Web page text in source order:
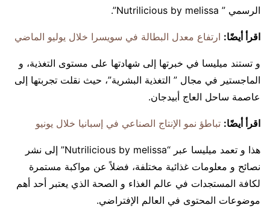
الرسمي ” Nutrilicious by melissa”.
اقرأ أيضًا: ارتفاع معدل البطالة في سويسرا خلال يوليو الماضي
و تستند ميليسا في خبرتها إلى شهادتها على مستوى التغذية، و
الماجستير في مجال ” التغذية البشرية”، حيث نقلت تجربتها إلى
عاصمة ساحل العاج أبيدجان.
اقرأ أيضًا: تباطؤ نمو الإنتاج الصناعي في إسبانيا خلال يونيو
هذا و تعمد ميليسا عبر “Nutrilicious by melissa” إلى نشر
نصائح و معلومات غذائية مختلفة، فضلاً عن مواكبة مستمرة
لكافة المستجدات في عالم الغذاء و الصحة الذي يعتبر أحد أهم
موضوعات المحتوى في العالم الإفتراضي.